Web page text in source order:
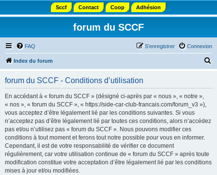
Sccf Contact Coop Adhésion
forum du SCCF
FAQ Connexion
S’enregistrer
Index du forum
forum du SCCF - Conditions d’utilisation
En accédant à « forum du SCCF » (désigné ci-après par « nous », « notre »,
« nos », « forum du SCCF », « https://side-car-club-francais.com/forum_v3 »),
vous acceptez d’être légalement lié par les conditions suivantes. Si vous
n’acceptez pas d’être légalement lié par toutes ces conditions, alors n’accédez
pas et/ou n’utilisez pas « forum du SCCF ». Nous pouvons modifier ces
conditions à tout moment et ferons tout notre possible pour vous en informer.
Cependant, il est de votre responsabilité de vérifier ce document
régulièrement, car votre utilisation continue de « forum du SCCF » après toute
modification constitue votre acceptation d’être légalement lié par les conditions
mises à jour et/ou modifiées.